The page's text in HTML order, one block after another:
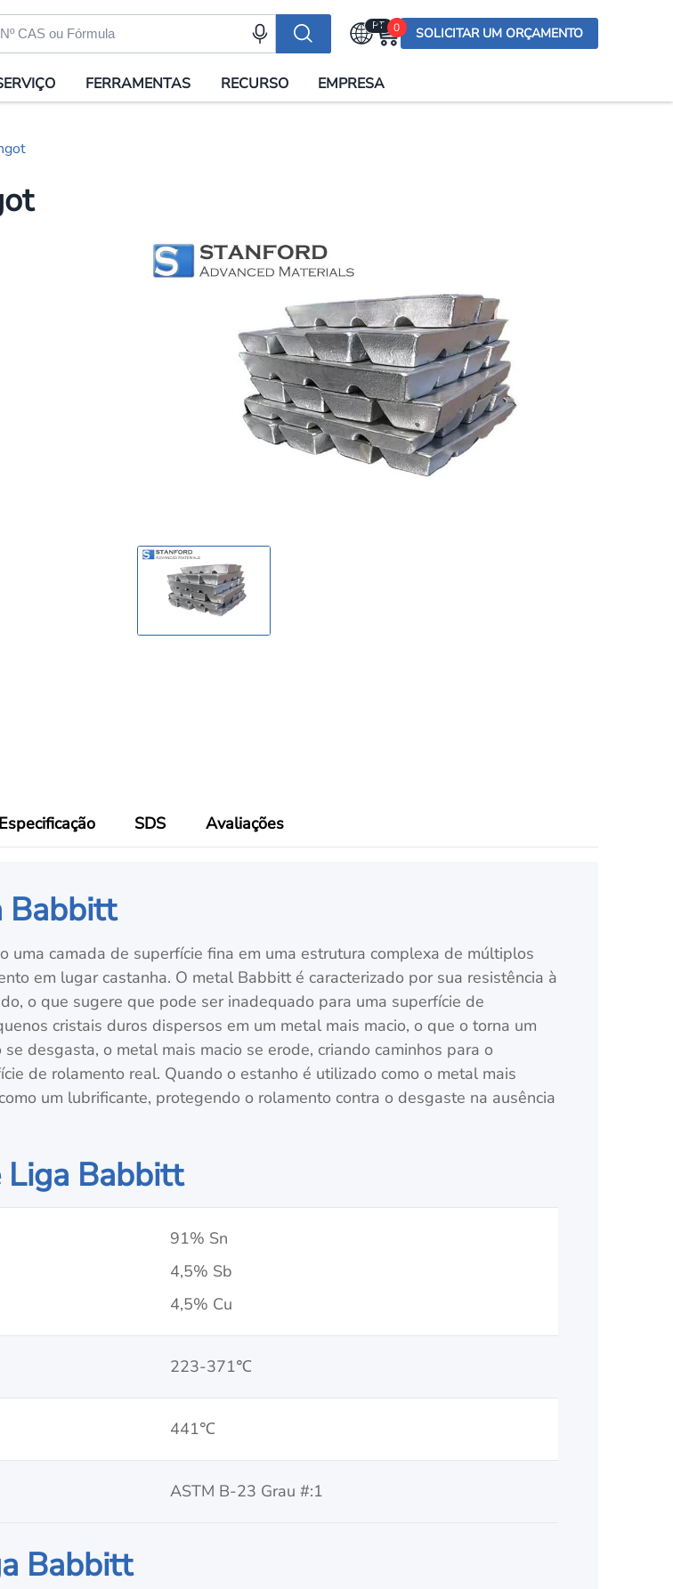
PT
English (US)
日本語
Русский
한국어
Português
العربية
Nederland
Polska
0 SOLICITAR UM ORÇAMENTO
FERRAMENTAS RECURSO EMPRESA
Especificação SDS Avaliações
Babbitt
uma camada de superfície fina em uma estrutura complexa de múltiplos
em lugar castanha. O metal Babbitt é caracterizado por sua resistência à
o que sugere que pode ser inadequado para uma superfície de
cristais duros dispersos em um metal mais macio, o que o torna um
desgasta, o metal mais macio se erode, criando caminhos para o
de rolamento real. Quando o estanho é utilizado como o metal mais
um lubrificante, protegendo o rolamento contra o desgaste na ausência
Liga Babbitt
91% Sn
4,5% Sb
4,5% Cu
223-371℃
441℃
ASTM B-23 Grau #:1
Babbitt